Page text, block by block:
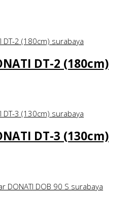
DT-2 (180cm)
DT-3 (130cm)